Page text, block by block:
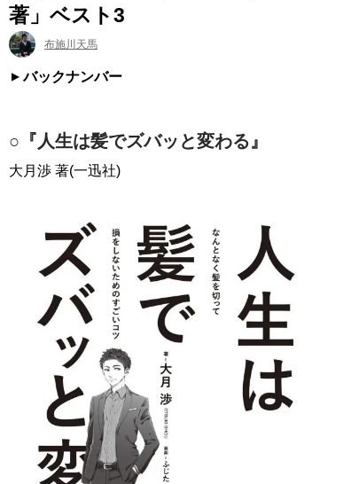
著」ベスト3
布施川天馬
バックナンバー
○『人生は髪でズバッと変わる』
大月渉 著(一迅社)